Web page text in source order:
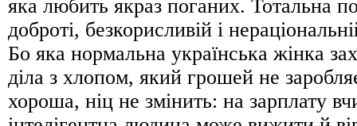
яка любить якраз поганих. Тотальна
доброті, безкорисливій і
Бо яка нормальна українська жінка
діла з хлопом, який грошей не
хороша, ніц не змінить: на зарплату